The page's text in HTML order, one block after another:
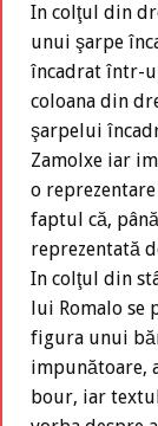
In colţul din
unui şarpe
încadrat într-
coloana din
şarpelui
Zamolxe iar
o
faptul că,
reprezentată
In colţul din
lui Romalo se
figura unui
impunătoare,
bour, iar